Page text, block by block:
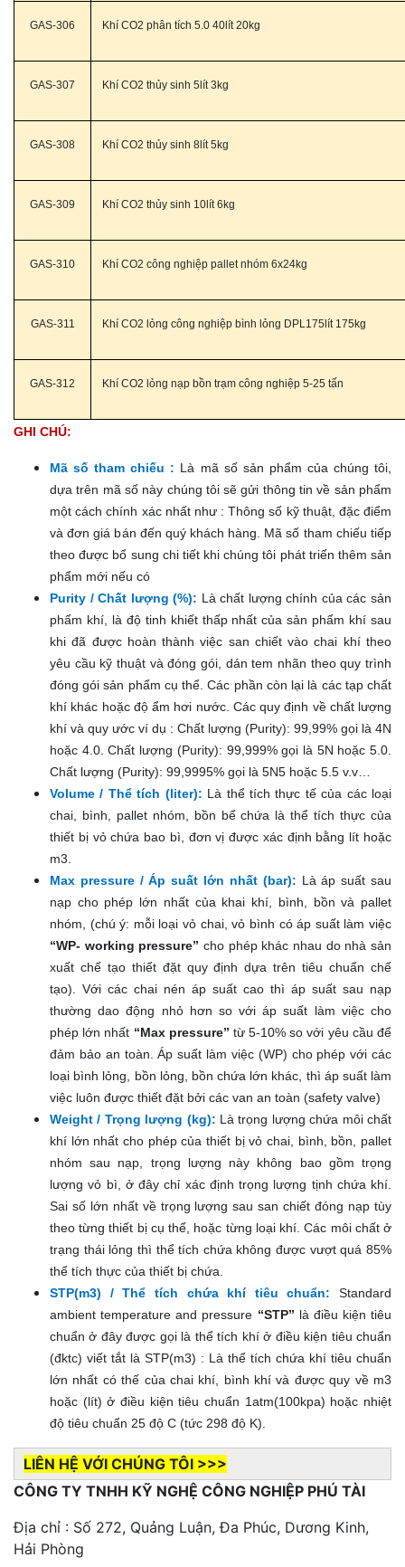
GAS-306 Khí CO2 phân tích 5.0 40lít 20kg
GAS-307 Khí CO2 thủy sinh 5lít 3kg
GAS-308 Khí CO2 thủy sinh 8lít 5kg
GAS-309 Khí CO2 thủy sinh 10lít 6kg
GAS-310 Khí CO2 công nghiệp pallet nhóm 6x24kg
GAS-311 Khí CO2 lỏng công nghiệp bình lỏng DPL175lít 175kg
GAS-312 Khí CO2 lỏng nạp bồn trạm công nghiệp 5-25 tấn
GHI CHÚ:
Mã số tham chiếu : Là mã số sản phẩm của chúng tôi,
dựa trên mã số này chúng tôi sẽ gửi thông tin về sản phẩm
một cách chính xác nhất như : Thông số kỹ thuật, đặc điểm
và đơn giá bán đến quý khách hàng. Mã số tham chiếu tiếp
theo được bổ sung chi tiết khi chúng tôi phát triển thêm sản
phẩm mới nếu có
Purity / Chất lượng (%): Là chất lượng chính của các sản
phẩm khí, là độ tinh khiết thấp nhất của sản phẩm khí sau
khi đã được hoàn thành việc san chiết vào chai khí theo
yêu cầu kỹ thuật và đóng gói, dán tem nhãn theo quy trình
đóng gói sản phẩm cụ thể. Các phần còn lại là các tạp chất
khí khác hoặc độ ẩm hơi nước. Các quy định về chất lượng
khí và quy ước ví dụ : Chất lượng (Purity): 99,99% gọi là 4N
hoặc 4.0. Chất lượng (Purity): 99,999% gọi là 5N hoặc 5.0.
Chất lượng (Purity): 99,9995% gọi là 5N5 hoặc 5.5 v.v…
Volume / Thể tích (liter): Là thể tích thực tế của các loại
chai, bình, pallet nhóm, bồn bể chứa là thể tích thực của
thiết bị vỏ chứa bao bì, đơn vị được xác định bằng lít hoặc
m3.
Max pressure / Áp suất lớn nhất (bar): Là áp suất sau
nạp cho phép lớn nhất của khai khí, bình, bồn và pallet
nhóm, (chú ý: mỗi loại vỏ chai, vỏ bình có áp suất làm việc
“WP- working pressure” cho phép khác nhau do nhà sản
xuất chế tạo thiết đặt quy định dựa trên tiêu chuẩn chế
tạo). Với các chai nén áp suất cao thì áp suất sau nạp
thường dao động nhỏ hơn so với áp suất làm việc cho
phép lớn nhất “Max pressure” từ 5-10% so với yêu cầu để
đảm bảo an toàn. Áp suất làm việc (WP) cho phép với các
loại bình lỏng, bồn lỏng, bồn chứa lớn khác, thì áp suất làm
việc luôn được thiết đặt bởi các van an toàn (safety valve)
Weight / Trọng lượng (kg): Là trọng lượng chứa môi chất
khí lớn nhất cho phép của thiết bị vỏ chai, bình, bồn, pallet
nhóm sau nạp, trọng lượng này không bao gồm trọng
lượng vỏ bì, ở đây chỉ xác định trọng lượng tịnh chứa khí.
Sai số lớn nhất về trọng lượng sau san chiết đóng nạp tùy
theo từng thiết bị cụ thể, hoặc từng loại khí. Các môi chất ở
trạng thái lỏng thì thể tích chứa không được vượt quá 85%
thể tích thực của thiết bị chứa.
STP(m3) / Thể tích chứa khí tiêu chuẩn: Standard
ambient temperature and pressure “STP” là điều kiện tiêu
chuẩn ở đây được gọi là thể tích khí ở điều kiện tiêu chuẩn
(đktc) viết tắt là STP(m3) : Là thể tích chứa khí tiêu chuẩn
lớn nhất có thế của chai khí, bình khí và được quy về m3
hoặc (lít) ở điều kiện tiêu chuẩn 1atm(100kpa) hoặc nhiệt
độ tiêu chuẩn 25 độ C (tức 298 độ K).
LIÊN HỆ VỚI CHÚNG TÔI >>>
CÔNG TY TNHH KỸ NGHỆ CÔNG NGHIỆP PHÚ TÀI
Địa chỉ : Số 272, Quảng Luận, Đa Phúc, Dương Kinh,
Hải Phòng